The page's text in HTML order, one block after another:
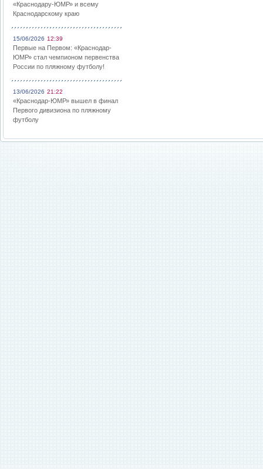
«Краснодару-ЮМР» и всему
Краснодарскому краю
15/06/2026 12:39
Первые на Первом: «Краснодар-
ЮМР» стал чемпионом первенства
России по пляжному футболу!
13/06/2026 21:22
«Краснодар-ЮМР» вышел в финал
Первого дивизиона по пляжному
футболу